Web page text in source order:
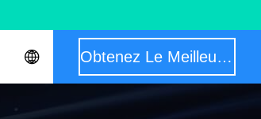
Obtenez Le Meilleur Prix